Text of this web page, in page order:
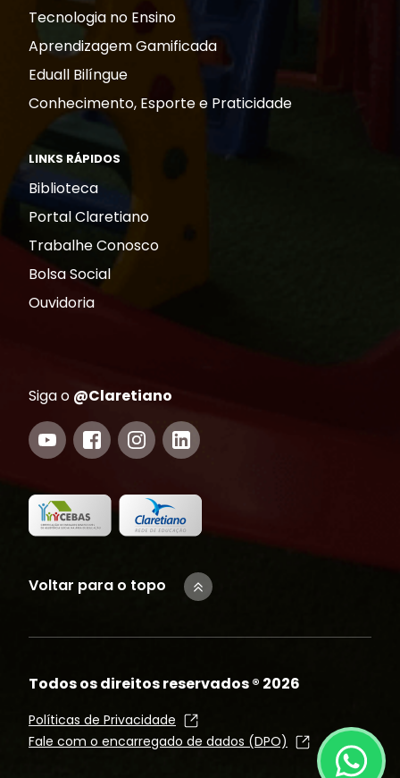
Tecnologia no Ensino
Aprendizagem Gamificada
Eduall Bilíngue
Conhecimento, Esporte e Praticidade
LINKS RÁPIDOS
Biblioteca
Portal Claretiano
Trabalhe Conosco
Bolsa Social
Ouvidoria
Siga o @Claretiano
Voltar para o topo
Todos os direitos reservados ® 2026
Políticas de Privacidade
Fale com o encarregado de dados (DPO)